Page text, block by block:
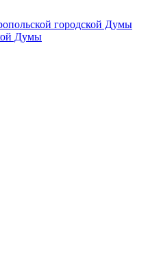
городской Думы
Думы